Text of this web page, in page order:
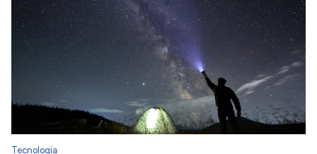
Tecnologia